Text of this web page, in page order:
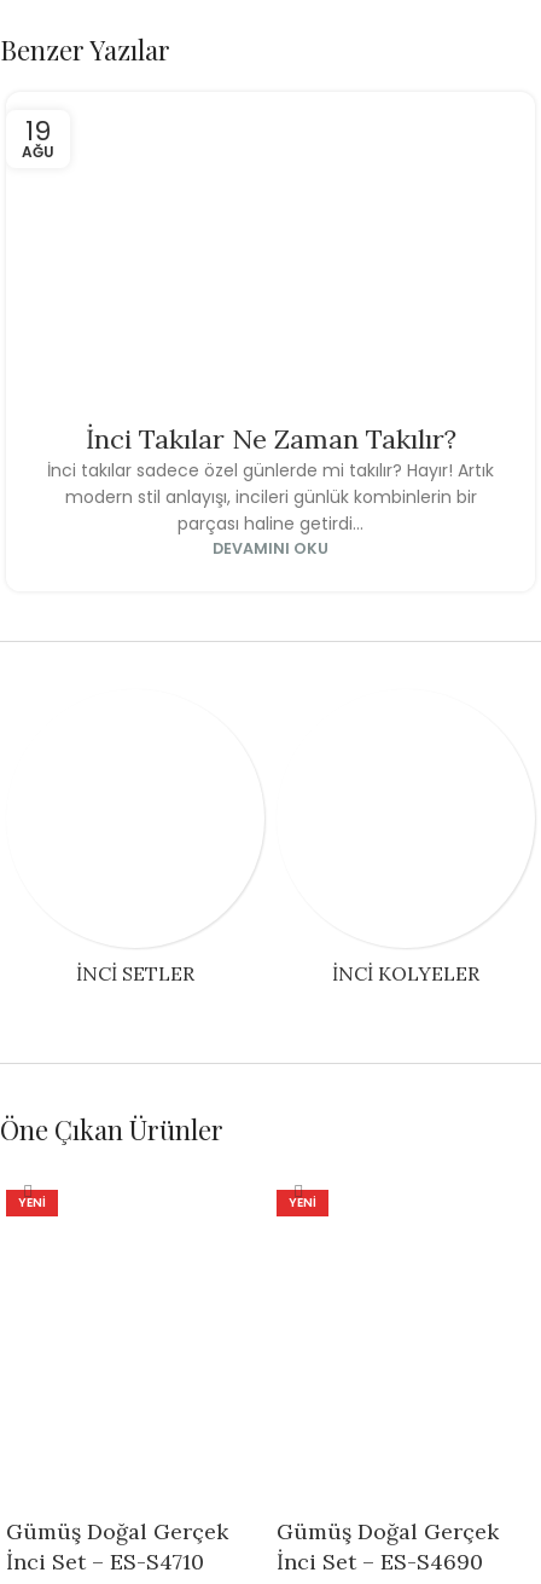
Benzer Yazılar
19
AĞU
İnci Takılar Ne Zaman Takılır?
İnci takılar sadece özel günlerde mi takılır? Hayır! Artık
modern stil anlayışı, incileri günlük kombinlerin bir
parçası haline getirdi...
DEVAMINI OKU
İNCI SETLER İNCI KOLYELER
Öne Çıkan Ürünler
YENI
Gümüş Doğal Gerçek
İnci Set – ES-S4710
YENI
Gümüş Doğal Gerçek
İnci Set – ES-S4690